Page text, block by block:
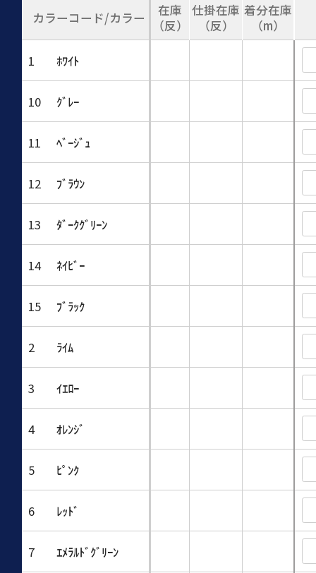
カラーコード/カラー
在庫
（反）
仕掛在庫
（反）
着分在庫
（m）
1 ﾎﾜｲﾄ
10 ｸﾞﾚｰ
11 ﾍﾞｰｼﾞｭ
12 ﾌﾞﾗｳﾝ
13 ﾀﾞｰｸｸﾞﾘｰﾝ
14 ﾈｲﾋﾞｰ
15 ﾌﾞﾗｯｸ
2 ﾗｲﾑ
3 ｲｴﾛｰ
4 ｵﾚﾝｼﾞ
5 ﾋﾟﾝｸ
6 ﾚｯﾄﾞ
7 ｴﾒﾗﾙﾄﾞｸﾞﾘｰﾝ